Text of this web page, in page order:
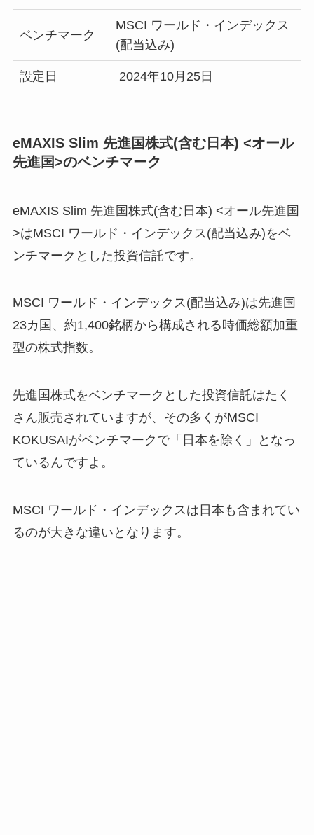
ベンチマーク
MSCI ワールド・インデックス
(配当込み)
設定日 2024年10月25日
eMAXIS Slim 先進国株式(含む日本) <オール
先進国>のベンチマーク
eMAXIS Slim 先進国株式(含む日本) <オール先進国
>はMSCI ワールド・インデックス(配当込み)をベ
ンチマークとした投資信託です。
MSCI ワールド・インデックス(配当込み)は先進国
23カ国、約1,400銘柄から構成される時価総額加重
型の株式指数。
先進国株式をベンチマークとした投資信託はたく
さん販売されていますが、その多くがMSCI
KOKUSAIがベンチマークで「日本を除く」となっ
ているんですよ。
MSCI ワールド・インデックスは日本も含まれてい
るのが大きな違いとなります。